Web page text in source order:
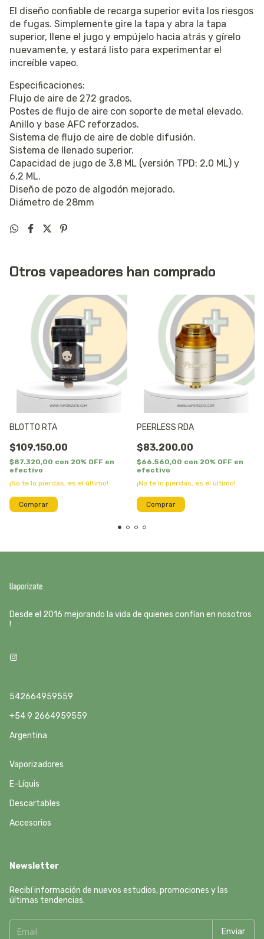
El diseño confiable de recarga superior evita los riesgos
de fugas. Simplemente gire la tapa y abra la tapa
superior, llene el jugo y empújelo hacia atrás y gírelo
nuevamente, y estará listo para experimentar el
increíble vapeo.
Especificaciones:
Flujo de aire de 272 grados.
Postes de flujo de aire con soporte de metal elevado.
Anillo y base AFC reforzados.
Sistema de flujo de aire de doble difusión.
Sistema de llenado superior.
Capacidad de jugo de 3,8 ML (versión TPD: 2,0 ML) y
6,2 ML.
Diseño de pozo de algodón mejorado.
Diámetro de 28mm
Otros vapeadores han comprado
BLOTTO RTA
$109.150,00
$87.320,00 con 20% OFF en
efectivo
¡No te lo pierdas, es el último!
PEERLESS RDA
$83.200,00
$66.560,00 con 20% OFF en
efectivo
¡No te lo pierdas, es el último!
Desde el 2016 mejorando la vida de quienes confían en nosotros
!
542664959559
+54 9 2664959559
Argentina
Vaporizadores
E-Líquis
Descartables
Accesorios
Newsletter
Recibí información de nuevos estudios, promociones y las
últimas tendencias.